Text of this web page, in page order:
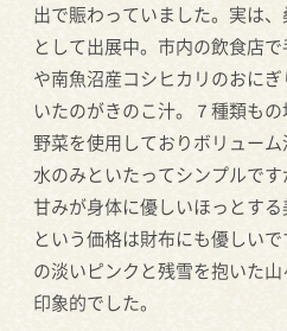
出で賑わっていました。実は
として出展中。市内の飲食店
や南魚沼産コシヒカリのおに
いたのがきのこ汁。７種類も
野菜を使用しておりボリュー
水のみといたってシンプルで
甘みが身体に優しいほっとす
という価格は財布にも優しい
の淡いピンクと残雪を抱いた
印象的でした。